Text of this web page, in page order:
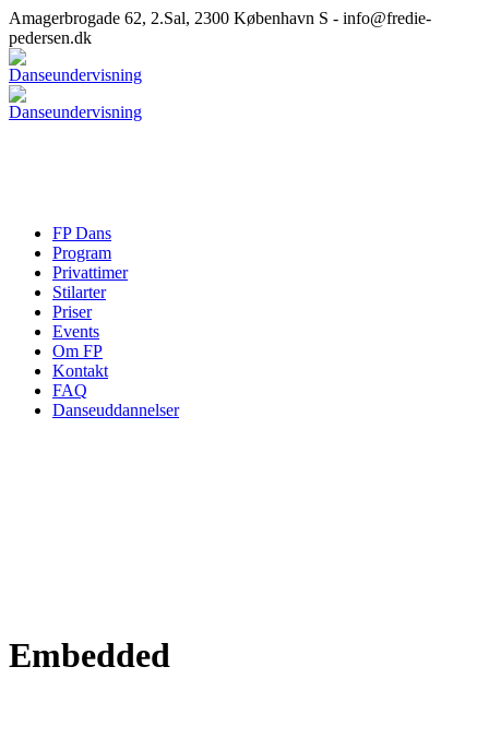
Amagerbrogade 62, 2.Sal, 2300 København S - info@fredie-
pedersen.dk
FP Dans
Program
Privattimer
Stilarter
Priser
Events
Om FP
Kontakt
FAQ
Danseuddannelser
Embedded